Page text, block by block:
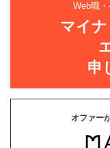
Web職
マイ
申
オファー